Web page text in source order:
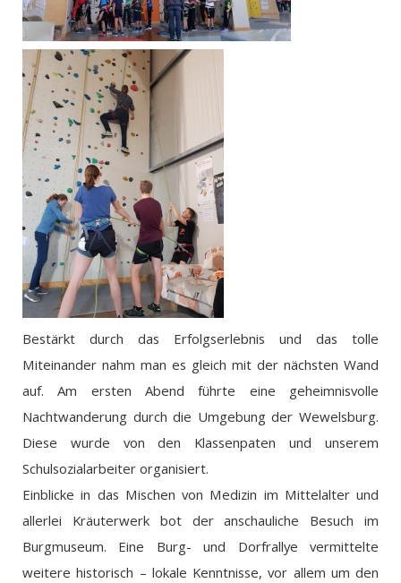
Bestärkt durch das Erfolgserlebnis und das tolle
Miteinander nahm man es gleich mit der nächsten Wand
auf. Am ersten Abend führte eine geheimnisvolle
Nachtwanderung durch die Umgebung der Wewelsburg.
Diese wurde von den Klassenpaten und unserem
Schulsozialarbeiter organisiert.
Einblicke in das Mischen von Medizin im Mittelalter und
allerlei Kräuterwerk bot der anschauliche Besuch im
Burgmuseum. Eine Burg- und Dorfrallye vermittelte
weitere historisch – lokale Kenntnisse, vor allem um den